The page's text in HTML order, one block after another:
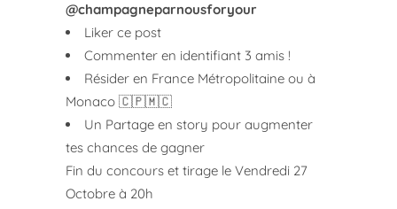
@champagneparnousforyour
Liker ce post
Commenter en identifiant 3 amis !
Résider en France Métropolitaine ou à
Monaco 🇨🇵🇲🇨
Un Partage en story pour augmenter
tes chances de gagner
Fin du concours et tirage le Vendredi 27
Octobre à 20h